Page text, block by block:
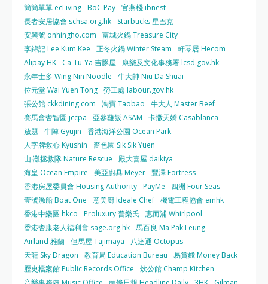
簡簡單單 ecLiving BoC Pay 官燕棧 ibnest
長者安居協會 schsa.org.hk
Starbucks 星巴克
安興號 onhingho.com
富城火鍋 Treasure City
李錦記 Lee Kum Kee
正冬火鍋 Winter Steam
軒琴居 Hecom
Alipay HK
Ca-Tu-Ya 吉豚屋
康樂及文化事務署 lcsd.gov.hk
永年士多 Wing Nin Noodle
牛大帥 Niu Da Shuai
位元堂 Wai Yuen Tong 勞工處 labour.gov.hk
張公館 ckkdining.com
淘寶 Taobao
牛大人 Master Beef
賽馬會耆智園 jccpa
亞參雞飯 ASAM
卡撒天嬌 Casablanca
放題
牛陣 Gyujin
香港海洋公園 Ocean Park
人字牌救心 Kyushin
嗇色園 Sik Sik Yuen
山‧灘拯救隊 Nature Rescue
殿大喜屋 daikiya
海皇 Ocean Empire
美亞廚具 Meyer 豐澤 Fortress
香港房屋委員會 Housing Authority PayMe
四洲 Four Seas
壹號漁船 Boat One
意美廚 Ideale Chef 機電工程協會 emhk
香港中樂團 hkco
Proluxury 普樂氏
惠而浦 Whirlpool
香港耆康老人福利會 sage.org.hk 馬百良 Ma Pak Leung
Airland 雅蘭 但馬屋 Tajimaya
八達通 Octopus
天龍 Sky Dragon
教育局 Education Bureau
易賞錢 Money Back
歷史檔案館 Public Records Office
炊公館 Champ Kitchen